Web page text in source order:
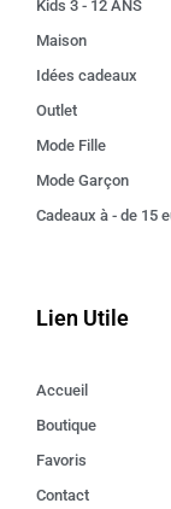
Kids 3 - 12 ANS
Maison
Idées cadeaux
Outlet
Mode Fille
Mode Garçon
Cadeaux à - de 15
Lien Utile
Accueil
Boutique
Favoris
Contact